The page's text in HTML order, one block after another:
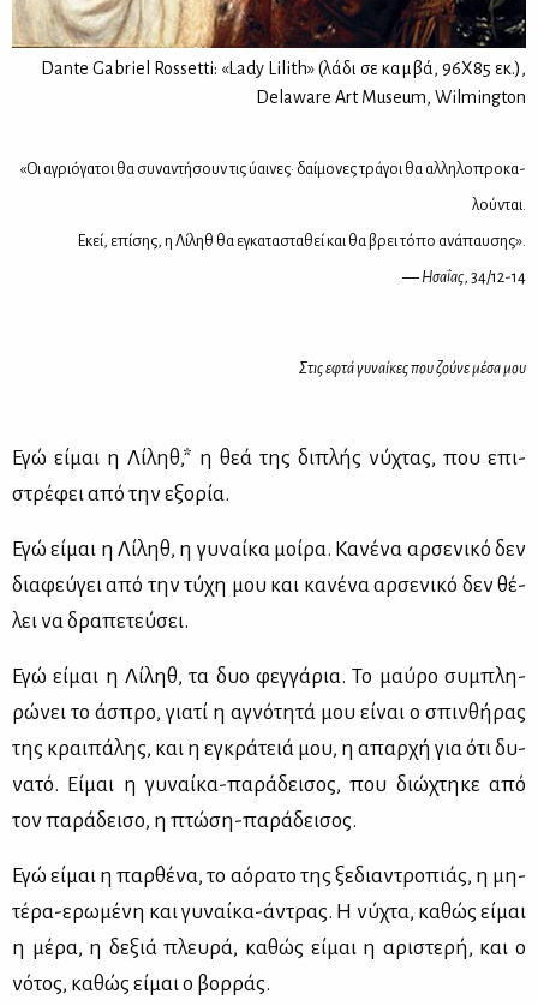
Dante Gabriel Rossetti: «Lady Lilith» (λάδι σε καμβά, 96Χ85 εκ.),
Delaware Art Museum, Wilmington
«Οι αγριό­γα­τοι θα συ­να­ντή­σουν τις ύαι­νες· δαί­μο­νες τρά­γοι θα αλ­λη­λο­προ­κα­
λού­νται.
Εκεί, επί­σης, η Λί­ληθ θα εγκα­τα­στα­θεί και θα βρει τό­πο ανά­παυ­σης».
― Ησα­ΐ­ας, 34/12-14
Στις εφτά γυ­ναί­κες που ζού­νε μέ­σα μου
Εγώ εί­μαι η Λί­ληθ,* η θεά της δι­πλής νύ­χτας, που επι­
στρέ­φει από την εξο­ρία.
Εγώ εί­μαι η Λί­ληθ, η γυ­ναί­κα μοί­ρα. Κα­νέ­να αρ­σε­νι­κό δεν
δια­φεύ­γει από την τύ­χη μου και κα­νέ­να αρ­σε­νι­κό δεν θέ­
λει να δρα­πε­τεύ­σει.
Εγώ εί­μαι η Λί­ληθ, τα δυο φεγ­γά­ρια. Το μαύ­ρο συ­μπλη­
ρώ­νει το άσπρο, για­τί η αγνό­τη­τά μου εί­ναι ο σπιν­θή­ρας
της κραι­πά­λης, και η εγκρά­τειά μου, η απαρ­χή για ότι δυ­
να­τό. Εί­μαι η γυ­ναί­κα-πα­ρά­δει­σος, που διώ­χτη­κε από
τον πα­ρά­δει­σο, η πτώ­ση-πα­ρά­δει­σος.
Εγώ εί­μαι η παρ­θέ­να, το αό­ρα­το της ξε­δια­ντρο­πιάς, η μη­
τέ­ρα-ερω­μέ­νη και γυ­ναί­κα-άντρας. Η νύ­χτα, κα­θώς εί­μαι
η μέ­ρα, η δε­ξιά πλευ­ρά, κα­θώς εί­μαι η αρι­στε­ρή, και ο
νό­τος, κα­θώς εί­μαι ο βορ­ράς.